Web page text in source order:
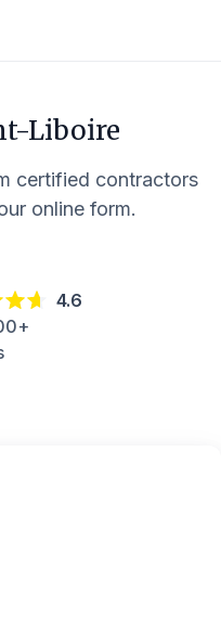
Liboire
certified contractors
online form.
4.6